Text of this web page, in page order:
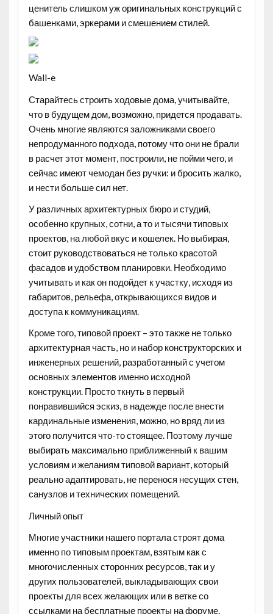
ценитель слишком уж оригинальных конструкций с
башенками, эркерами и смешением стилей.
Wall-e
Старайтесь строить ходовые дома, учитывайте,
что в будущем дом, возможно, придется продавать.
Очень многие являются заложниками своего
непродуманного подхода, потому что они не брали
в расчет этот момент, построили, не пойми чего, и
сейчас имеют чемодан без ручки: и бросить жалко,
и нести больше сил нет.
У различных архитектурных бюро и студий,
особенно крупных, сотни, а то и тысячи типовых
проектов, на любой вкус и кошелек. Но выбирая,
стоит руководствоваться не только красотой
фасадов и удобством планировки. Необходимо
учитывать и как он подойдет к участку, исходя из
габаритов, рельефа, открывающихся видов и
доступа к коммуникациям.
Кроме того, типовой проект – это также не только
архитектурная часть, но и набор конструкторских и
инженерных решений, разработанный с учетом
основных элементов именно исходной
конструкции. Просто ткнуть в первый
понравившийся эскиз, в надежде после внести
кардинальные изменения, можно, но вряд ли из
этого получится что-то стоящее. Поэтому лучше
выбирать максимально приближенный к вашим
условиям и желаниям типовой вариант, который
реально адаптировать, не перенося несущих стен,
санузлов и технических помещений.
Личный опыт
Многие участники нашего портала строят дома
именно по типовым проектам, взятым как с
многочисленных сторонних ресурсов, так и у
других пользователей, выкладывающих свои
проекты для всех желающих или в ветке со
ссылками на бесплатные проекты на форуме.